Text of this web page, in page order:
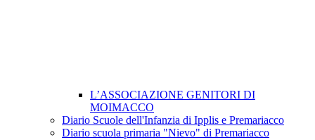
L’ASSOCIAZIONE GENITORI DI
MOIMACCO
Diario Scuole dell'Infanzia di Ipplis e Premariacco
Diario scuola primaria "Nievo" di Premariacco